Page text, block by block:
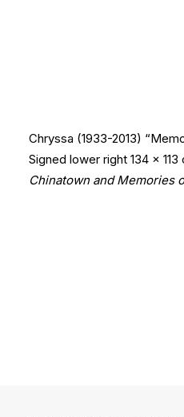
Chryssa (1933-2013)
Signed lower right 134 x
Chinatown and Memories